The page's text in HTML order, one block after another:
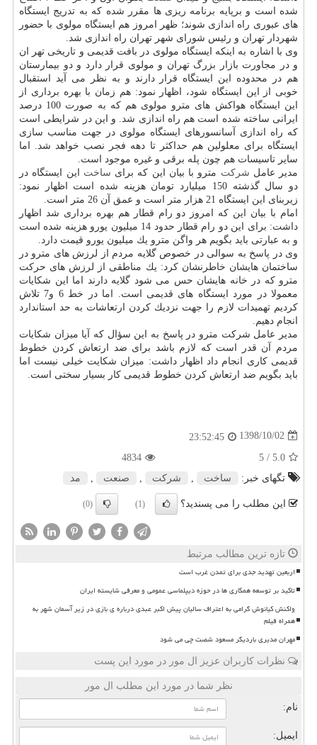
شده است و برپایه برنامه ریزی ها مقرر شده كه به تدریج ایستگاه
های عبوری راه اندازی شوند؛ ظهر امروز هم ایستگاه مولوی با حضور
شهردار تهران و رئیس شورای شهر تهران راه اندازی شد.
وی با اشاره به اینكه ایستگاه مولوی در بافت قدیمی و تاریخی تهر ان
و در مجاورت بازار بزرگ تهران و مولوی قرار دارد و دو بیمارستان
هم در محدوده این ایستگاه قرار دارند و به نظر می آید استقبال
خوبی از این ایستگاه شود، اظهار نمود: هم زمان با بهره برداری از
این ایستگاه هواكش های مترو مولوی هم كه به صورت 100 درصد
ایرانی ساخته شده است هم راه اندازی شد. و این در شرایطی است
كه راه اندازی آسانسورهای ایستگاه مولوی در جهت مناسب سازی
ایستگاه برای معلولین هم حداكثر تا دهه فجر نصب خواهد شد. اما
سایر تاسیسات هم چون پله برقی و غیره موجود است.
مدیر عامل شركت مترو با بیان این كه برای ساخت این ایستگاه در
دو سال گذشته 150 میلیارد تومان هزینه شده است اظهار نمود:
زیربنای این ایستگاه 21 هزار متر است و عمق آن 26 متر است.
امام با بیان این كه امروز دو رام قطار هم بهره برداری شد اظهار
داشت: برای این دو رام قطار حدود 14 میلیون یورو هزینه شده است
و به عبارتی باید بگویم هر واگن مترو یك میلیون یورو قیمت دارد.
وی در پاسخ به سوالی در خصوص گلایه مردم از لرزش های مترو در
ساختمان هایشان خاطرنشان كرد: یك مناطقی از لرزش های حركت
مترو كه در خانه هایشان حس می شود گلایه دارند اما این شكایات
معمولا در مورد ایستگاه های قدیمی است. اما در خط 6 و7 تلاش
كردیم تهمیدات لازم را جهت نزدیك كردن ارتعاشات به حد استاندارد
انجام دهیم.
مدیر عامل شركت مترو در پاسخ به این سؤال كه آیا میزان شكایات
مردم آن قدر است كه لازم باشد برای ضد ارتعاش كردن خطوط
قدیمی كاری انجام داد اظهار داشت: میزان شكایت خیلی نیست اما
باید بگویم ضد ارتعاش كردن خطوط قدیمی كار بسیار سختی است.
1398/10/02
23:52:45
5.0
/ 5
4834
تگهای خبر:
ساخت شركت صنعت مد
این مطلب را می پسندید؟ (1)
(0)
تازه ترین مطالب مرتبط
اربعین تهدید جدی برای تمدن غرب است
تاکید بر توسعه همکاری ها در حوزه دیپلماسی عمومی و معرفی شایسته ایران
واکنش کیانوش گرامی به اعتراف سالیان پیش اکبر عبدی درباره ی بازی در زیر آسمان شهر به
همراه فیلم
مهران مدیری باردیگر مسعود شصت چی می شود
نظرات کاربران عزیز ال مور در مورد این پست
نظر شما در مورد این مطلب ال مور
نام:
ایمیل: